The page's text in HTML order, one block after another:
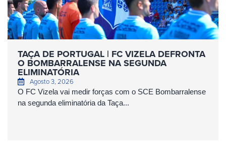
TAÇA DE PORTUGAL | FC VIZELA DEFRONTA
O BOMBARRALENSE NA SEGUNDA
ELIMINATÓRIA
Agosto 3, 2026
O FC Vizela vai medir forças com o SCE Bombarralense
na segunda eliminatória da Taça...